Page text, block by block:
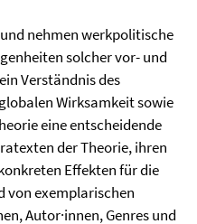
nehmen werkpolitische
solcher vor- und
Verständnis des
Wirksamkeit sowie
eine entscheidende
der Theorie, ihren
Effekten für die
von exemplarischen
Autor·innen, Genres und